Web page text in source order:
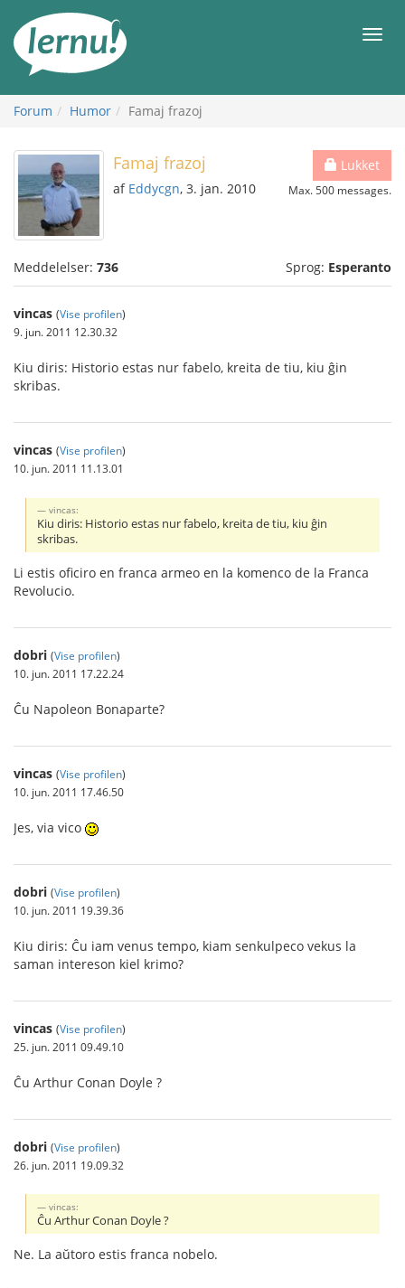
indholdet
Forum Humor Famaj frazoj
Lukket
Max. 500 messages.
Famaj frazoj
af Eddycgn, 3. jan. 2010
Meddelelser: 736 Sprog: Esperanto
vincas (Vise profilen)
9. jun. 2011 12.30.32
Kiu diris: Historio estas nur fabelo, kreita de tiu, kiu ĝin
skribas.
vincas (Vise profilen)
10. jun. 2011 11.13.01
vincas:
Kiu diris: Historio estas nur fabelo, kreita de tiu, kiu ĝin
skribas.
Li estis oficiro en franca armeo en la komenco de la Franca
Revolucio.
dobri (Vise profilen)
10. jun. 2011 17.22.24
Ĉu Napoleon Bonaparte?
vincas (Vise profilen)
10. jun. 2011 17.46.50
Jes, via vico
dobri (Vise profilen)
10. jun. 2011 19.39.36
Kiu diris: Ĉu iam venus tempo, kiam senkulpeco vekus la
saman intereson kiel krimo?
vincas (Vise profilen)
25. jun. 2011 09.49.10
Ĉu Arthur Conan Doyle ?
dobri (Vise profilen)
26. jun. 2011 19.09.32
vincas:
Ĉu Arthur Conan Doyle ?
Ne. La aŭtoro estis franca nobelo.